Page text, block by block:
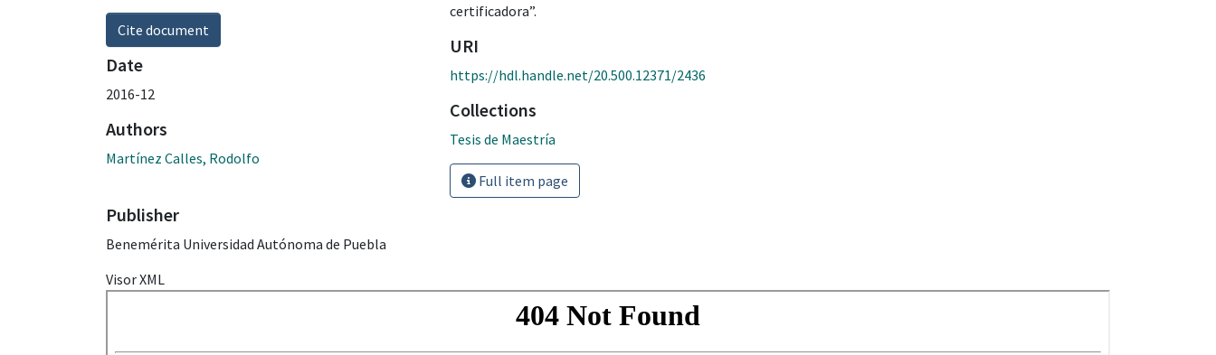
Cite document
Date
2016-12
Authors
Martínez Calles, Rodolfo
Publisher
Benemérita Universidad Autónoma de Puebla
certificadora”.
URI
https://hdl.handle.net/20.500.12371/2436
Collections
Tesis de Maestría
Full item page
Visor XML